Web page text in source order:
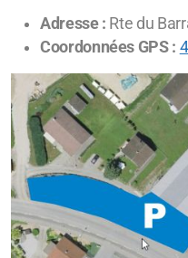
Adresse : Rte du
Coordonnées GPS :